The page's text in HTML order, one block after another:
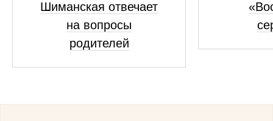
Шиманская отвечает
на вопросы
родителей